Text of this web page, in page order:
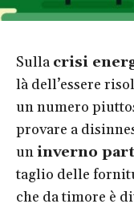
Sulla crisi
là dell’essere
un numero
provare a
uninverno
taglio delle
che da timore è